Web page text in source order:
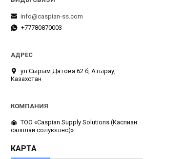
info@caspian-ss.com
+77780870003
ул.Сырым Датова 62 б, Атырау,
Казахстан
ТОО «Caspian Supply Solutions (Каспиан
сапплай солуюшнс)»
КАРТА